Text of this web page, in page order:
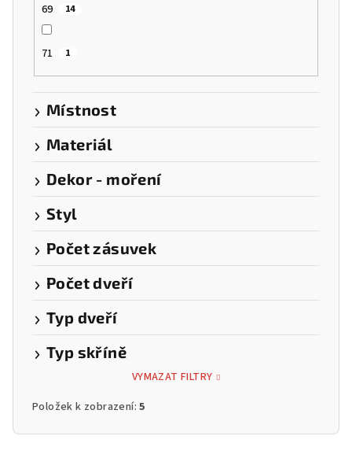
69 14
71 1
Místnost
Materiál
Dekor - moření
Styl
Počet zásuvek
Počet dveří
Typ dveří
Typ skříně
VYMAZAT FILTRY
Položek k zobrazení:5